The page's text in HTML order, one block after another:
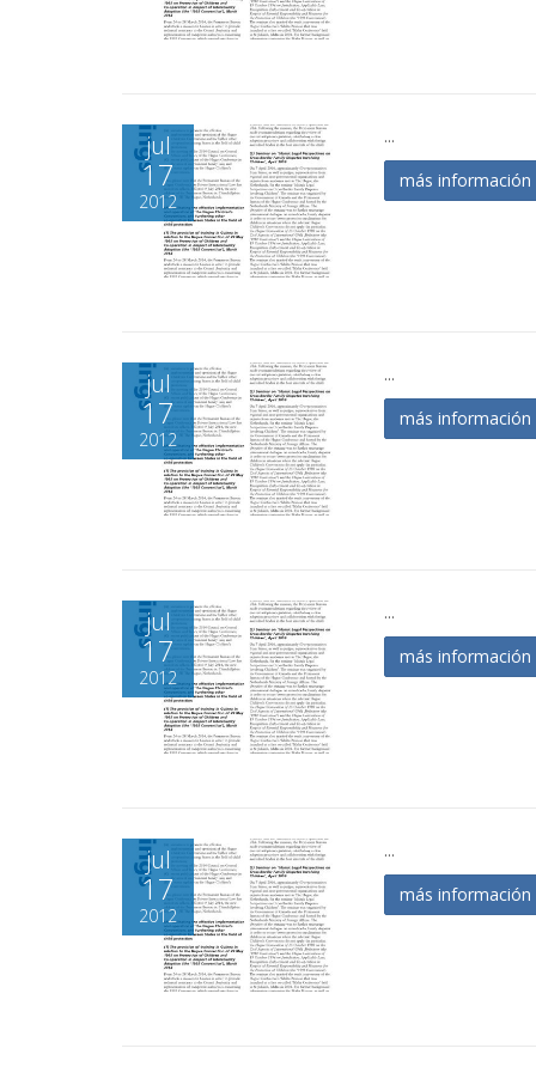
jul
17
2012
...
más información
jul
17
2012
...
más información
jul
17
2012
...
más información
jul
17
2012
...
más información